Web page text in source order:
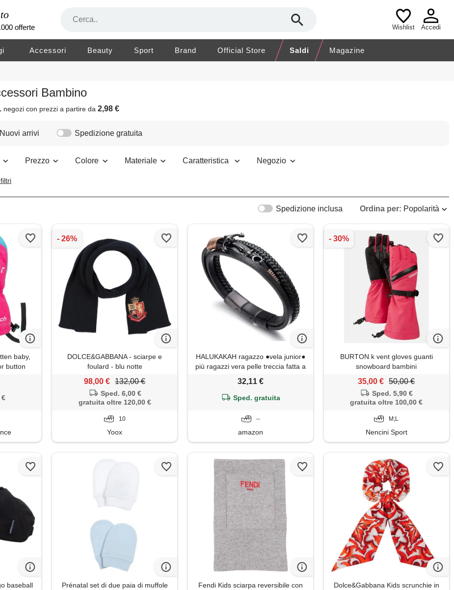
offerte Wishlist Accedi
Accessori Beauty Sport Brand Official Store Saldi Magazine
Bambino
negozicon prezzi a partire da2,98 €
Nuovi arrivi Spedizione gratuita
Prezzo Colore Materiale Caratteristica Negozio
Ordina per: Popolarità
Spedizione inclusa
baby,
button
€
DOLCE&GABBANA - sciarpe e
foulard - blu notte
98,00 € 132,00 €
Sped. 6,00 €
gratuita oltre 120,00 €
10
Yoox
HALUKAKAH ragazzo ●vela junior●
più ragazzi vera pelle treccia fatta a
mano ancora braccialetto 13-16
anni/a. Titanio opaco nero chiusura
magnetica taglia regolabile 18-
32,11 €
Sped. gratuita
--
amazon
BURTON k vent gloves guanti
snowboard bambini
35,00 € 50,00 €
Sped. 5,90 €
gratuita oltre 100,00 €
M;L
Nencini Sport
baseball
Prénatal set di due paia di muffole
Fendi Kids sciarpa reversibile con
Dolce&Gabbana Kids scrunchie in